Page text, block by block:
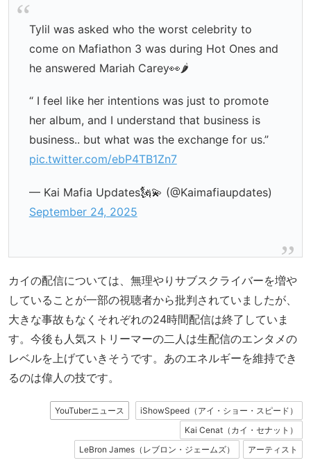
Tylil was asked who the worst celebrity to
come on Mafiathon 3 was during Hot Ones and
he answered Mariah Carey👀🌶️
“ I feel like her intentions was just to promote
her album, and I understand that business is
business.. but what was the exchange for us.”
pic.twitter.com/ebP4TB1Zn7
— Kai Mafia Updates🗽💫 (@Kaimafiaupdates)
September 24, 2025
カイの配信については、無理やりサブスクライバーを増や
していることが一部の視聴者から批判されていましたが、
大きな事故もなくそれぞれの24時間配信は終了していま
す。今後も人気ストリーマーの二人は生配信のエンタメの
レベルを上げていきそうです。あのエネルギーを維持でき
るのは偉人の技です。
YouTuberニュース
iShowSpeed（アイ・ショー・スピード）
Kai Cenat（カイ・セナット）
LeBron James（レブロン・ジェームズ）
アーティスト